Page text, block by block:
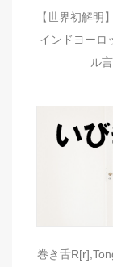
【世界初解明
インドヨーロ
ル
巻き舌